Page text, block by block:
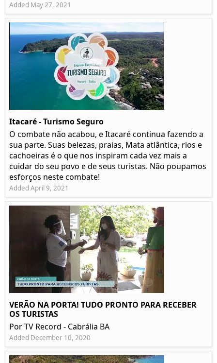
Added May 27, 2021
Itacaré - Turismo Seguro
O combate não acabou, e Itacaré continua fazendo a
sua parte. Suas belezas, praias, Mata atlântica, rios e
cachoeiras é o que nos inspiram cada vez mais a
cuidar do seu povo e de seus turistas. Não poupamos
esforços neste combate!
Added April 9, 2021
VERÃO NA PORTA! TUDO PRONTO PARA RECEBER
OS TURISTAS
Por TV Record - Cabrália BA
Added December 10, 2020